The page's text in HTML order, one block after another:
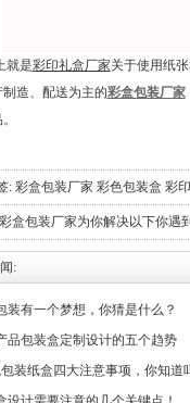
就是彩印礼盒厂家关于使用纸
造、配送为主的彩盒包装厂家
: 彩盒包装厂家 彩色包装盒 彩
盒包装厂家为你解决以下你遇
:
装有一个梦想，你猜是什么？
品包装盒定制设计的五个趋势
装纸盒四大注意事项，你知道